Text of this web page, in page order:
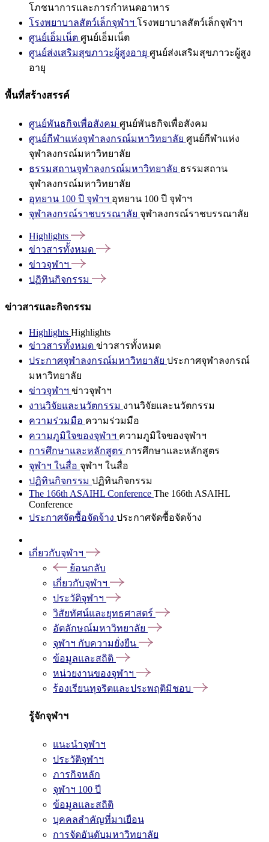
โภชนาการและการกำหนดอาหาร
โรงพยาบาลสัตว์เล็กจุฬาฯ โรงพยาบาลสัตว์เล็กจุฬาฯ
ศูนย์เอ็มเน็ต ศูนย์เอ็มเน็ต
ศูนย์ส่งเสริมสุขภาวะผู้สูงอายุ ศูนย์ส่งเสริมสุขภาวะผู้สูง
อายุ
พื้นที่สร้างสรรค์
ศูนย์พันธกิจเพื่อสังคม ศูนย์พันธกิจเพื่อสังคม
ศูนย์กีฬาแห่งจุฬาลงกรณ์มหาวิทยาลัย ศูนย์กีฬาแห่ง
จุฬาลงกรณ์มหาวิทยาลัย
ธรรมสถานจุฬาลงกรณ์มหาวิทยาลัย ธรรมสถาน
จุฬาลงกรณ์มหาวิทยาลัย
อุทยาน 100 ปี จุฬาฯ อุทยาน 100 ปี จุฬาฯ
จุฬาลงกรณ์ราชบรรณาลัย จุฬาลงกรณ์ราชบรรณาลัย
Highlights
ข่าวสารทั้งหมด
ข่าวจุฬาฯ
ปฏิทินกิจกรรม
ข่าวสารและกิจกรรม
Highlights Highlights
ข่าวสารทั้งหมด ข่าวสารทั้งหมด
ประกาศจุฬาลงกรณ์มหาวิทยาลัย ประกาศจุฬาลงกรณ์
มหาวิทยาลัย
ข่าวจุฬาฯ ข่าวจุฬาฯ
งานวิจัยและนวัตกรรม งานวิจัยและนวัตกรรม
ความร่วมมือ ความร่วมมือ
ความภูมิใจของจุฬาฯ ความภูมิใจของจุฬาฯ
การศึกษาและหลักสูตร การศึกษาและหลักสูตร
จุฬาฯ ในสื่อ จุฬาฯ ในสื่อ
ปฏิทินกิจกรรม ปฏิทินกิจกรรม
The 166th ASAIHL Conference The 166th ASAIHL
Conference
ประกาศจัดซื้อจัดจ้าง ประกาศจัดซื้อจัดจ้าง
เกี่ยวกับจุฬาฯ
ย้อนกลับ
เกี่ยวกับจุฬาฯ
ประวัติจุฬาฯ
วิสัยทัศน์และยุทธศาสตร์
อัตลักษณ์มหาวิทยาลัย
จุฬาฯ กับความยั่งยืน
ข้อมูลและสถิติ
หน่วยงานของจุฬาฯ
ร้องเรียนทุจริตและประพฤติมิชอบ
รู้จักจุฬาฯ
แนะนำจุฬาฯ
ประวัติจุฬาฯ
ภารกิจหลัก
จุฬาฯ 100 ปี
ข้อมูลและสถิติ
บุคคลสำคัญที่มาเยือน
การจัดอันดับมหาวิทยาลัย